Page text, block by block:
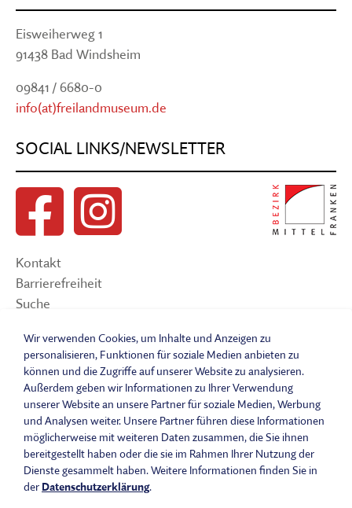
Eisweiherweg 1
91438 Bad Windsheim
09841 / 6680-0
info(at)freilandmuseum.de
SOCIAL LINKS/NEWSLETTER
Kontakt
Barrierefreiheit
Suche
Impressum
Datenschutzerklärung
Barrierefreiheitserklärung
Leichte Sprache
Widerrufsbelehrung
Vertrag widerrufen
AGB
Benutzungsordnung
Wir verwenden Cookies, um Inhalte und Anzeigen zu
personalisieren, Funktionen für soziale Medien anbieten zu
können und die Zugriffe auf unserer Website zu analysieren.
Außerdem geben wir Informationen zu Ihrer Verwendung
unserer Website an unsere Partner für soziale Medien, Werbung
und Analysen weiter. Unsere Partner führen diese Informationen
möglicherweise mit weiteren Daten zusammen, die Sie ihnen
bereitgestellt haben oder die sie im Rahmen Ihrer Nutzung der
Dienste gesammelt haben. Weitere Informationen finden Sie in
der Datenschutzerklärung.